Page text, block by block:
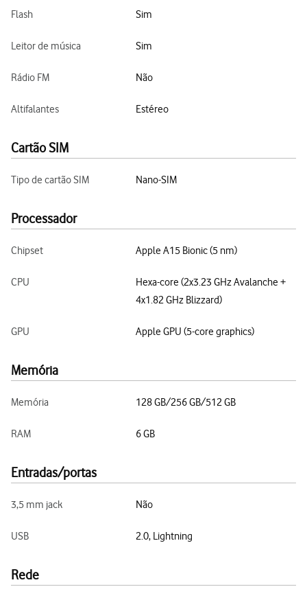
Flash Sim
Leitor de música Sim
Rádio FM Não
Altifalantes Estéreo
Cartão SIM
Tipo de cartão SIM Nano-SIM
Processador
Chipset Apple A15 Bionic (5 nm)
CPU
Hexa-core (2x3.23 GHz Avalanche +
4x1.82 GHz Blizzard)
GPU Apple GPU (5-core graphics)
Memória
Memória 128 GB/256 GB/512 GB
RAM 6 GB
Entradas/portas
3,5 mm jack Não
USB 2.0, Lightning
Rede